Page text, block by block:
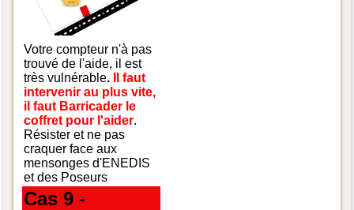
Votre compteur n'à pas
trouvé de l'aide, il est
très vulnérable.
Il faut
intervenir au plus vite,
il faut Barricader le
coffret pour l'aider.
Résister et ne pas
craquer face aux
mensonges d'ENEDIS
et des Poseurs
Cas 9 -